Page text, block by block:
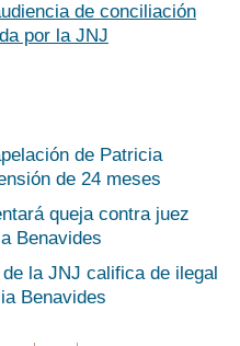
de conciliación
por la JNJ
de Patricia
de 24 meses
queja contra juez
Benavides
la JNJ califica de ilegal
Benavides